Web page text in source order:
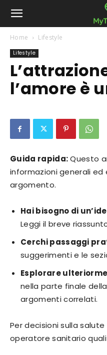
Home Lifestyle
Lifestyle
l’amore è
Guida rapida:Questo
informazioni generali
argomento.
Hai bisogno di
Leggi il breve
Cerchi passaggi
suggerimenti e le
Esplorare
nella parte finale
argomenti correlati.
Per decisioni sulla
operatore sanitario